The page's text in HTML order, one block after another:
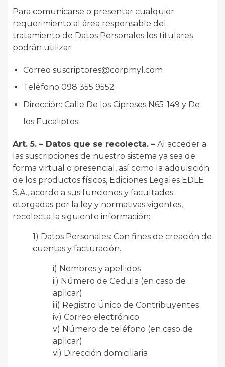
Para comunicarse o presentar cualquier
requerimiento al área responsable del
tratamiento de Datos Personales los titulares
podrán utilizar:
Correo suscriptores@corpmyl.com
Teléfono 098 355 9552
Dirección: Calle De los Cipreses N65-149 y De
los Eucaliptos.
Art. 5. – Datos que se recolecta. – Al acceder a
las suscripciones de nuestro sistema ya sea de
forma virtual o presencial, así como la adquisición
de los productos físicos, Ediciones Legales EDLE
S.A., acorde a sus funciones y facultades
otorgadas por la ley y normativas vigentes,
recolecta la siguiente información:
1) Datos Personales: Con fines de creación de
cuentas y facturación.
i) Nombres y apellidos
ii) Número de Cedula (en caso de
aplicar)
iii) Registro Único de Contribuyentes
iv) Correo electrónico
v) Número de teléfono (en caso de
aplicar)
vi) Dirección domiciliaria